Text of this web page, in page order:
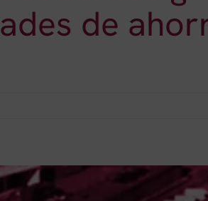
de